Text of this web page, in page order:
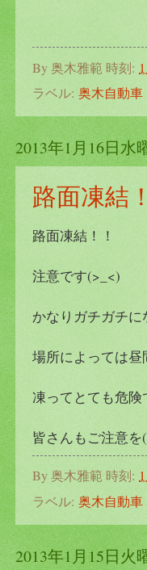
By奥木雅範 時刻:
ラベル: 奥木自動車
2013年1月16日水
路面凍結
路面凍結！！
注意です(>_<)
かなりガチガチ
場所によっては
凍ってとても危険
皆さんもご注意を
By奥木雅範 時刻:
ラベル: 奥木自動車
2013年1月15日火